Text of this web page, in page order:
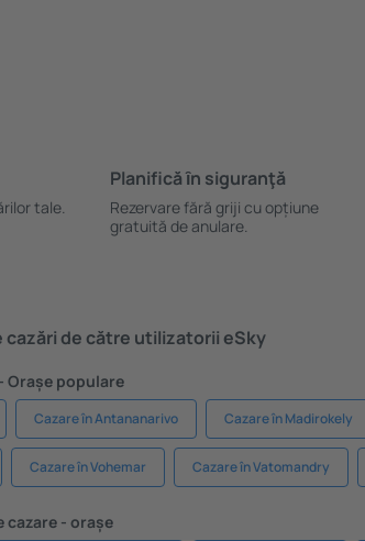
tale.
Planifică ȋn siguranţă
Rezervare fără griji cu opțiune
gratuită de anulare.
cazări de către utilizatorii eSky
Orașe populare
Cazare în Antananarivo Cazare în Madirokely
Cazare în Vohemar Cazare în Vatomandry
cazare - orașe